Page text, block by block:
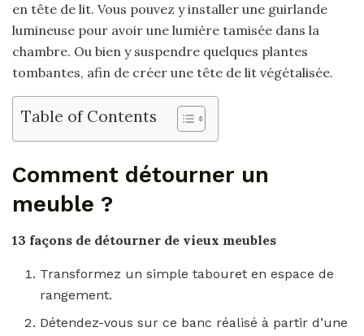
en tête de lit. Vous pouvez y installer une guirlande
lumineuse pour avoir une lumière tamisée dans la
chambre. Ou bien y suspendre quelques plantes
tombantes, afin de créer une tête de lit végétalisée.
Table of Contents
Comment détourner un
meuble ?
13 façons de détourner de vieux meubles
Transformez un simple tabouret en espace de
rangement.
Détendez-vous sur ce banc réalisé à partir d’une